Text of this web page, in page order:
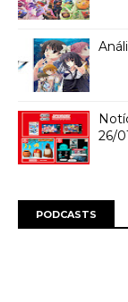
26/
PODCASTS